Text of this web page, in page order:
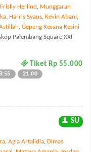
Frislly Herlind , Munggaran
, Harris Syaus, Kevin Abani,
, Gepeng Kesana Kesini
Palembang Square XXI
Tiket Rp 55.000
21:00
SU
, Agla Artalidia, Dimas